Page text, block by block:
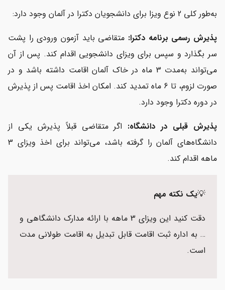
به‌طور کلی 2 نوع ویزا برای دانشجویان دکترا در آلمان وجود دارد:
پذیرش رسمی برنامه دکترا: متقاضی باید آزمون ورودی را پشت
سر بگذارد و سپس برای ویزای دانشجویی اقدام کند. پس از آن
می‌تواند به‌مدت 3 ماه در خاک آلمان اقامت داشته باشد و در
صورت لزوم، تا 6 ماه تمدید کند. امکان اخذ اقامت پس از پذیرش
در دوره دکترا وجود دارد.
پذیرش قبلی در دانشگاه: اگر متقاضی قبلاً پذیرش یکی از
دانشگاه‌های آلمان را گرفته باشد، می‌تواند برای اخذ ویزای 3
ماهه اقدام کند.
💡یک نکته مهم
دقت کنید این ویزای 3 ماهه با ارائه مدارک دانشگاهی و
… به اداره ثبت اقامت قابل تبدیل به اقامت طولانی مدت
است.